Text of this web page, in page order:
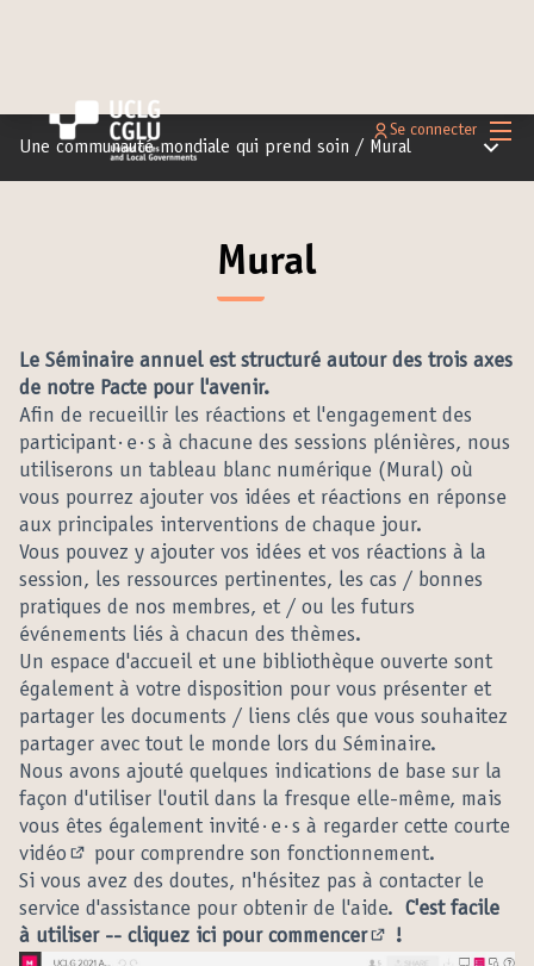
Se connecter
Une communauté mondiale qui prend soin / Mural Menu
Mural
Le Séminaire annuel est structuré autour des trois axes
de notre Pacte pour l'avenir.
Afin de recueillir les réactions et l'engagement des
participant·e·s à chacune des sessions plénières, nous
utiliserons un tableau blanc numérique (Mural) où
vous pourrez ajouter vos idées et réactions en réponse
aux principales interventions de chaque jour.
Vous pouvez y ajouter vos idées et vos réactions à la
session, les ressources pertinentes, les cas / bonnes
pratiques de nos membres, et / ou les futurs
événements liés à chacun des thèmes.
Un espace d'accueil et une bibliothèque ouverte sont
également à votre disposition pour vous présenter et
partager les documents / liens clés que vous souhaitez
partager avec tout le monde lors du Séminaire.
Nous avons ajouté quelques indications de base sur la
façon d'utiliser l'outil dans la fresque elle-même, mais
vous êtes également invité·e·s à regarder cette courte
vidéo
(Lien externe)
pour comprendre son fonctionnement.
Si vous avez des doutes, n'hésitez pas à contacter le
service d'assistance pour obtenir de l'aide.
C'est facile
à utiliser -- cliquez ici pour commencer
(Lien externe)
!